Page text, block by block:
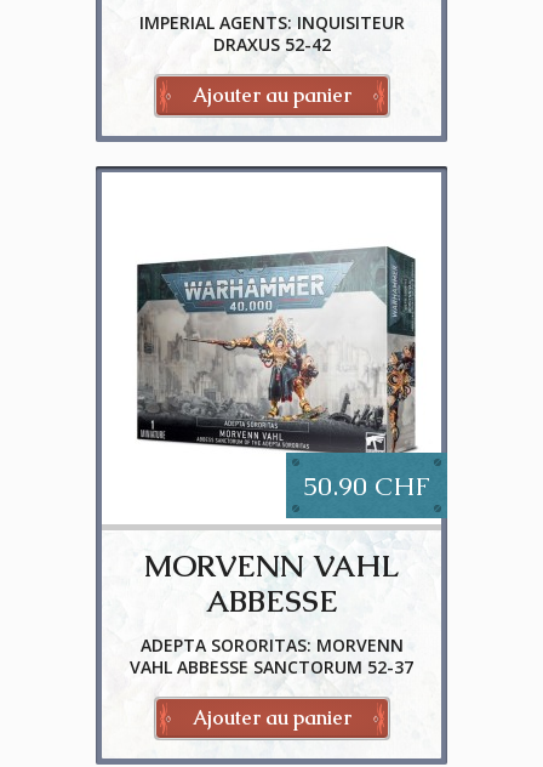
IMPERIAL AGENTS: INQUISITEUR
DRAXUS 52-42
Ajouter au panier
50.90 CHF
MORVENN VAHL
ABBESSE
SANCTORUM
ADEPTA SORORITAS: MORVENN
VAHL ABBESSE SANCTORUM 52-37
Ajouter au panier